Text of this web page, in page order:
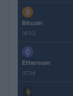
Bitcoin
(BTC)
Ethereum
(ETH)